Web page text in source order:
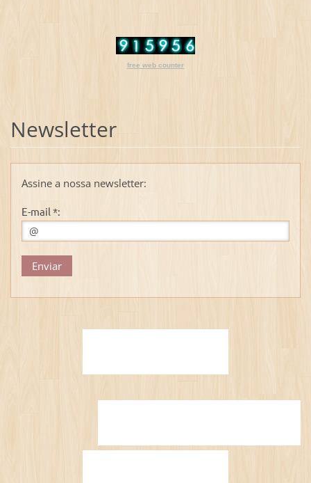
free web counter
Newsletter
Assine a nossa newsletter:
E-mail *: